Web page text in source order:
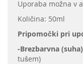
Uporaba možna v
Količina: 50ml
Pripomočki pri
-Brezbarvna
tušem)